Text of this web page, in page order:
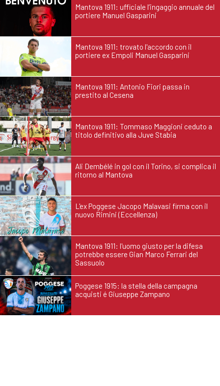
Mantova 1911: ufficiale l’ingaggio annuale del
portiere Manuel Gasparini
Mantova 1911: trovato l'accordo con il
portiere ex Empoli Manuel Gasparini
Mantova 1911: Antonio Fiori passa in
prestito al Cesena
Mantova 1911: Tommaso Maggioni ceduto a
titolo definitivo alla Juve Stabia
Ali Dembélé in gol con il Torino, si complica il
ritorno al Mantova
L'ex Poggese Jacopo Malavasi firma con il
nuovo Rimini (Eccellenza)
Mantova 1911: l'uomo giusto per la difesa
potrebbe essere Gian Marco Ferrari del
Sassuolo
Poggese 1915: la stella della campagna
acquisti é Giuseppe Zampano